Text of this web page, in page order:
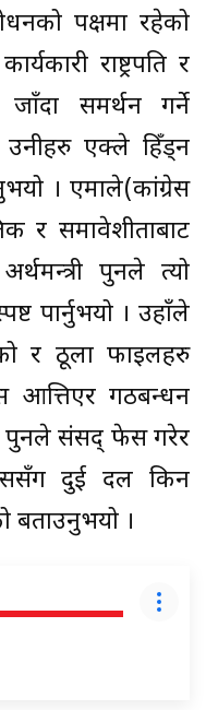
पक्षमा रहेको
राष्ट्रपति र
जाँदा समर्थन गर्ने
उनीहरु एक्ले हिँड्न
। एमाले(कांग्रेस
र समावेशीताबाट
पुनले त्यो
पार्नुभयो । उहाँले
र ठूला फाइलहरु
आत्तिएर गठबन्धन
पुनले संसद् फेस गरेर
दुई दल किन
बताउनुभयो ।